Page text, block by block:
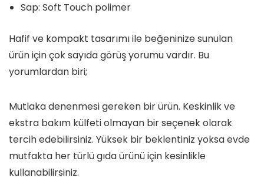
Sap: Soft Touch polimer
Hafif ve kompakt tasarımı ile beğeninize sunulan
ürün için çok sayıda görüş yorumu vardır. Bu
yorumlardan biri;
Mutlaka denenmesi gereken bir ürün. Keskinlik ve
ekstra bakım külfeti olmayan bir seçenek olarak
tercih edebilirsiniz. Yüksek bir beklentiniz yoksa evde
mutfakta her türlü gıda ürünü için kesinlikle
kullanabilirsiniz.